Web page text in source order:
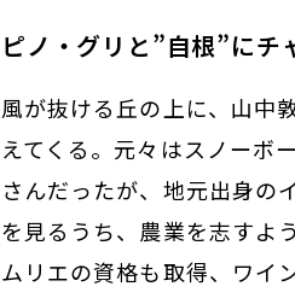
ピノ・グリと”自根”にチ
風が抜ける丘の上に、山中
えてくる。元々はスノーボ
さんだったが、地元出身の
を見るうち、農業を志すよ
ムリエの資格も取得、ワイ